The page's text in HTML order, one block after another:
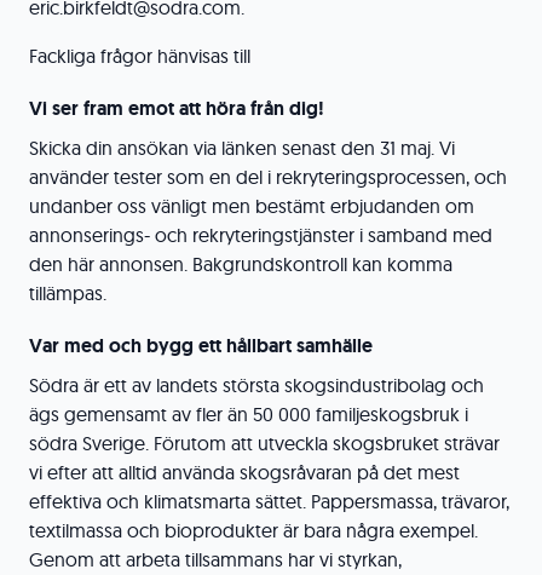
eric.birkfeldt@sodra.com.
Fackliga frågor hänvisas till
Vi ser fram emot att höra från dig!
Skicka din ansökan via länken senast den 31 maj. Vi
använder tester som en del i rekryteringsprocessen, och
undanber oss vänligt men bestämt erbjudanden om
annonserings- och rekryteringstjänster i samband med
den här annonsen. Bakgrundskontroll kan komma
tillämpas.
Var med och bygg ett hållbart samhälle
Södra är ett av landets största skogsindustribolag och
ägs gemensamt av fler än 50 000 familjeskogsbruk i
södra Sverige. Förutom att utveckla skogsbruket strävar
vi efter att alltid använda skogsråvaran på det mest
effektiva och klimatsmarta sättet. Pappersmassa, trävaror,
textilmassa och bioprodukter är bara några exempel.
Genom att arbeta tillsammans har vi styrkan,